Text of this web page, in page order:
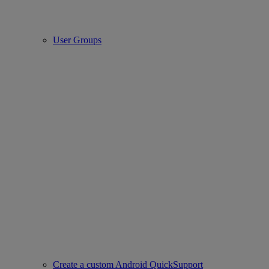
User Groups
Create a custom Android QuickSupport